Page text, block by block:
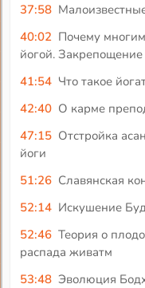
37:58
40:02 Почему
йогой. Закрепощение
41:54 Что такое
42:40 О карме
47:15 Отстройка
йоги
51:26 Славянская
52:14 Искушение
52:46 Теория о
распада живатм
53:48 Эволюция